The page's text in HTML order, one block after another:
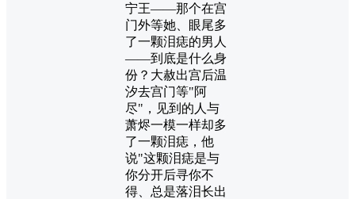
宁王——那个在宫
门外等她、眼尾多
了一颗泪痣的男人
——到底是什么身
份？大赦出宫后温
汐去宫门等"阿
尽"，见到的人与
萧烬一模一样却多
了一颗泪痣，他
说"这颗泪痣是与
你分开后寻你不
得、总是落泪长出